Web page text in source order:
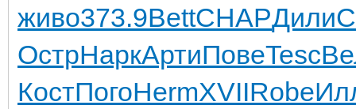
живо373.9BettCHAPДили
ОстрНаркАртиПовеTesc
КостПогоHermXVIIRobe